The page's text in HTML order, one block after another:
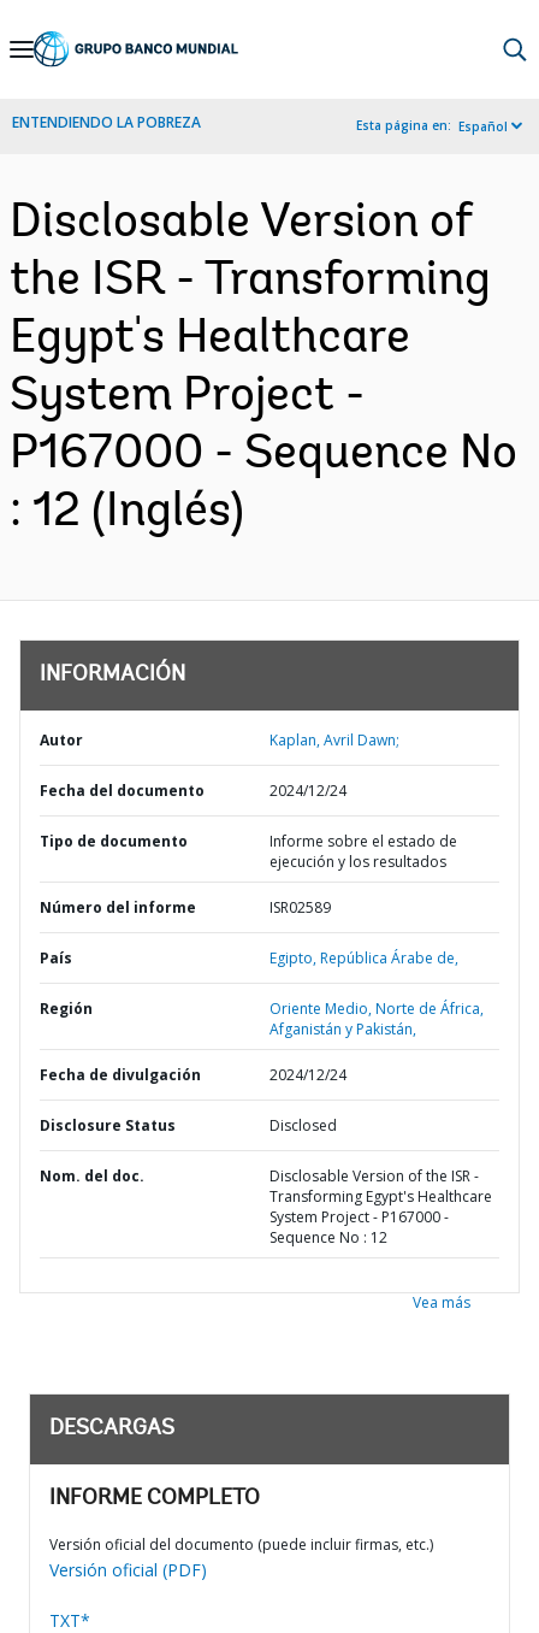
Skip
Navigation
ENTENDIENDO LA POBREZA Esta página en: Español
Disclosable Version of
the ISR - Transforming
Egypt's Healthcare
System Project -
P167000 - Sequence No
: 12 (Inglés)
INFORMACIÓN
Autor Kaplan, Avril Dawn;
Fecha del documento 2024/12/24
Tipo de documento
Informe sobre el estado de
ejecución y los resultados
Número del informe ISR02589
País Egipto,República Árabe de,
Región
Oriente Medio, Norte de África,
Afganistán y Pakistán,
Fecha de divulgación 2024/12/24
Disclosure Status Disclosed
Nom. del doc.
Disclosable Version of the ISR -
Transforming Egypt's Healthcare
System Project - P167000 -
Sequence No : 12
Vea más
DESCARGAS
INFORME COMPLETO
Versión oficial del documento (puede incluir firmas, etc.)
Versión oficial (PDF)
TXT*